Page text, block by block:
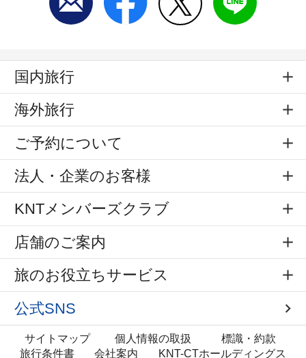
国内旅行
海外旅行
ご予約について
法人・企業のお客様
KNTメンバーズクラブ
店舗のご案内
旅のお役立ちサービス
公式SNS
サイトマップ 個人情報の取扱
標識・約款
旅行条件書
会社案内 KNT-CTホールディングス